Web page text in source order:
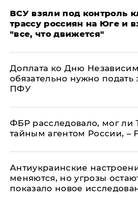
ВСУ взяли под контроль
трассу россиян на Юге и
"все, что движется"
Доплата ко Дню
обязательно нужно подать
ПФУ
ФБР расследовало, мог ли
тайным агентом России, –
Антиукраинские
меняются, но угрозы
показало новое